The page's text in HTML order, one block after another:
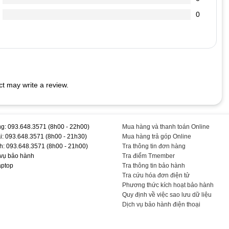
mở Word ra gõ chữ sẽ thấy.
phím sẽ thu hút lũ kiến đến “cắn phá” bàn phím laptop của
để quét sạch bụi bám dưới các khe phím.
#T #TEEMO #PC #KEY1151
0
may write a review.
093.648.3571 (8h00 - 22h00)
093.648.3571 (8h00 - 21h30)
093.648.3571 (8h00 - 21h00)
bảo hành
Mua hàng và thanh toán Online
Mua hàng trả góp Online
Tra thông tin đơn hàng
Tra điểm Tmember
Tra thông tin bảo hành
Tra cứu hóa đơn điện tử
Phương thức kích hoạt bảo hành
Quy định về việc sao lưu dữ liệu
Dịch vụ bảo hành điện thoại